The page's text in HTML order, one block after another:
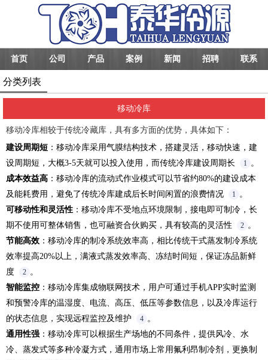
首页 公司 产品 案例 新闻 招聘 联系
分类列表
移动冷库
移动冷库相较于传统冷藏库，具有多方面的优势，具体如下：
建设周期短 ：移动冷库采用气膜结构技术，搭建灵活，移动快速，建
设周期短，大概3-5天就可以投入使用，而传统冷库建设周期长
1 。
成本效益高 ：移动冷库的流动式作业模式可以节省约80%的建设成本
及能耗费用，避免了传统冷库建成后长时间闲置的浪费情况
1 。
可移动性和灵活性 ：移动冷库不受地点环境限制，接电即可制冷，长
期不使用可整体销售，也可融资合伙购买，具有较高的灵活性
2 。
节能高效 ：移动冷库的制冷系统效率高，相比传统干式蒸发制冷系统
效率提高20%以上，满液式蒸发效率高、冻结时间短，保证冻品新鲜
度
2 。
智能监控 ：移动冷库集成物联网技术，用户可通过手机APP实时监测
和预警冷库的温湿度、电流、高压、低压等参数信息，以及冷库运行
的状态信息，实现远程监控及维护
4 。
通用性强 ：移动冷库可以根据生产场地的不同条件，提供风冷、水
冷、蒸发式等多种冷凝方式，通用市场上常用氟利昂制冷剂，更换制